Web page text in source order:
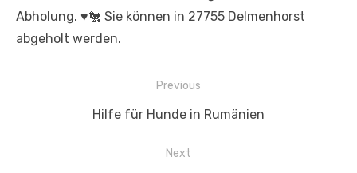
Abholung. ♥️🐔 Sie können in 27755 Delmenhorst
abgeholt werden.
Beitragsnavigation
Previous
Previous
Hilfe für Hunde in Rumänien
Next